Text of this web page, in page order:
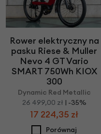
Rower elektryczny na
pasku Riese & Muller
Nevo 4 GT Vario
SMART 750Wh KIOX
300
Dynamic Red Metallic
26 499,00 zł | -35%
17 224,35 zł
Porównaj